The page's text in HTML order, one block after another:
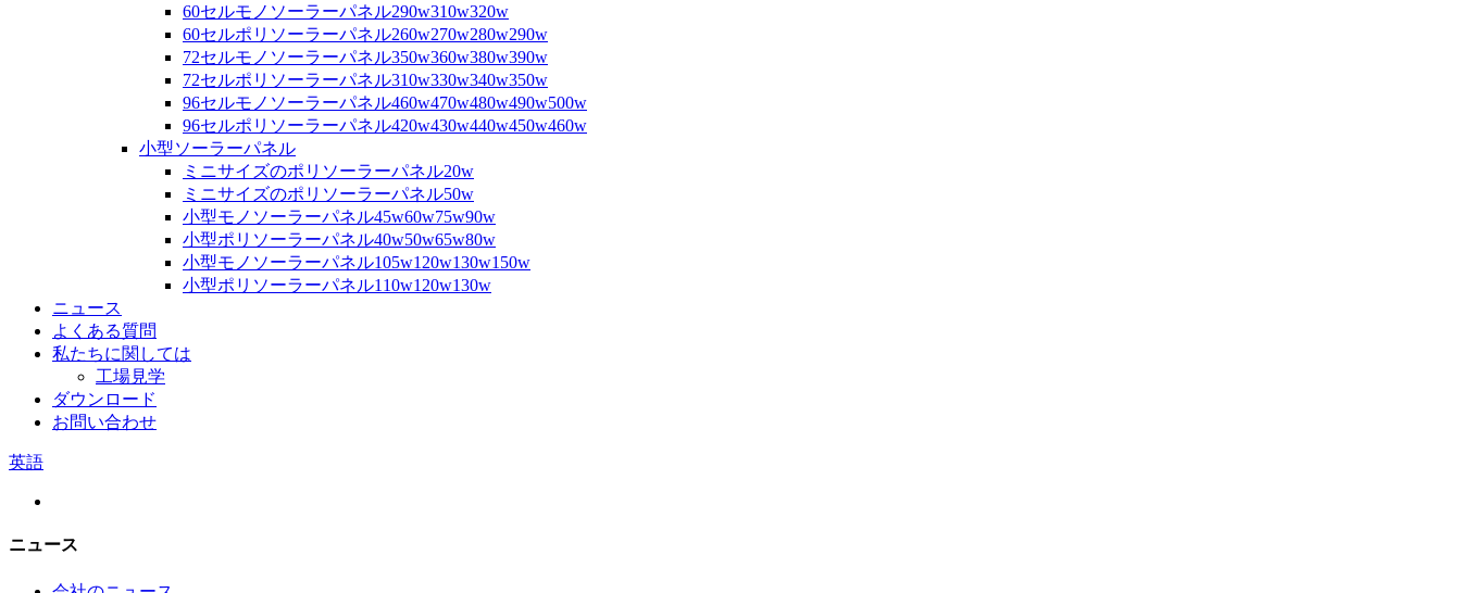
60セルモノソーラーパネル290w310w320w
60セルポリソーラーパネル260w270w280w290w
72セルモノソーラーパネル350w360w380w390w
72セルポリソーラーパネル310w330w340w350w
96セルモノソーラーパネル460w470w480w490w500w
96セルポリソーラーパネル420w430w440w450w460w
小型ソーラーパネル
ミニサイズのポリソーラーパネル20w
ミニサイズのポリソーラーパネル50w
小型モノソーラーパネル45w60w75w90w
小型ポリソーラーパネル40w50w65w80w
小型モノソーラーパネル105w120w130w150w
小型ポリソーラーパネル110w120w130w
ニュース
よくある質問
私たちに関しては
工場見学
ダウンロード
お問い合わせ
英語
ニュース